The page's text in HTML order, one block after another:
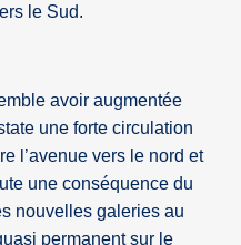
le Sud.
avoir augmentée
une forte circulation
l’avenue vers le nord et
une conséquence du
nouvelles galeries au
permanent sur le